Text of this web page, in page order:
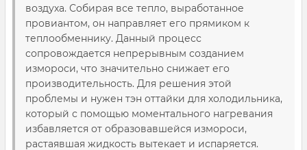
воздуха. Собирая все тепло, выработанное
провиантом, он направляет его прямиком к
теплообменнику. Данный процесс
сопровождается непрерывным созданием
измороси, что значительно снижает его
производительность. Для решения этой
проблемы и нужен тэн оттайки для холодильника,
который с помощью моментального нагревания
избавляется от образовавшейся измороси,
растаявшая жидкость вытекает и испаряется.